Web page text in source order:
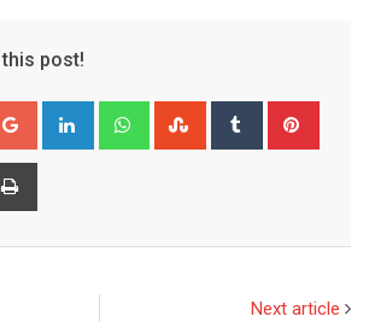
post!
Google+ LinkedIn WhatsappStumbleUpon
Tumblr
Next article